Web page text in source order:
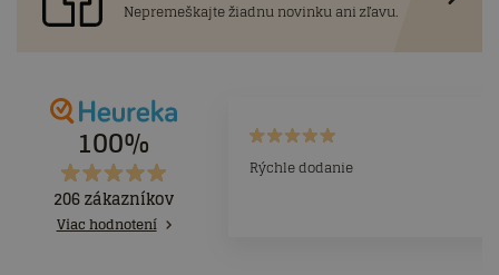
Nepremeškajte žiadnu novinku ani zľavu.
100%
206 zákazníkov
Viac hodnotení
Rýchle dodanie